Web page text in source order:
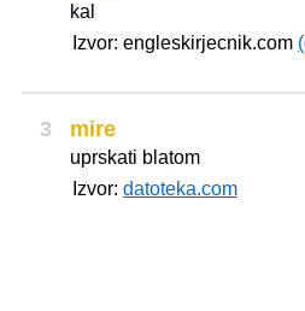
kal
Izvor: engleskirjecnik.com
3 mire
uprskati blatom
Izvor: datoteka.com